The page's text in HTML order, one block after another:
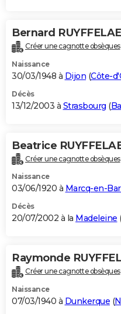
Bernard
Créer une cagnotte obsèques
Naissance
30/03/1948 à Dijon (Côte-
Décès
13/12/2003 à Strasbourg (
Beatrice
Créer une cagnotte obsèques
Naissance
03/06/1920 à Marcq-en-
Décès
20/07/2002 à la Madeleine
Raymonde
Créer une cagnotte obsèques
Naissance
07/03/1940 à Dunkerque (